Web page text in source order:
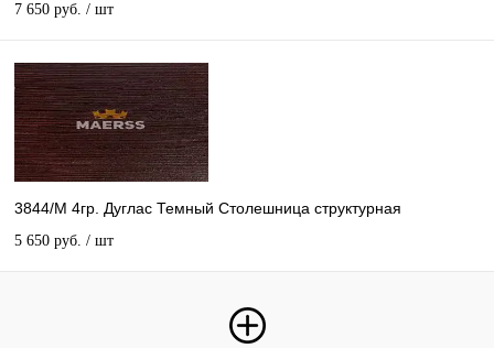
7 650 руб. / шт
3844/М 4гр. Дуглас Темный Столешница структурная
5 650 руб. / шт